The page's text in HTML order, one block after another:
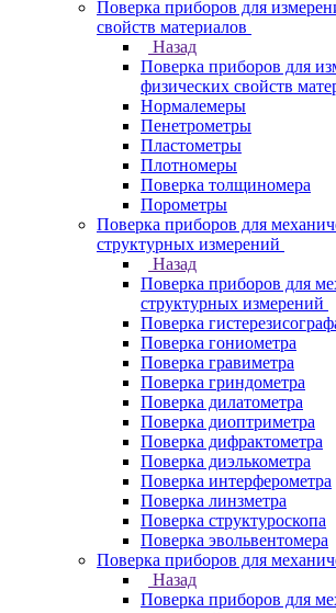
Поверка приборов для
свойств материалов
Назад
Поверка приборов для
физических свойств
Нормалемеры
Пенетрометры
Пластометры
Плотномеры
Поверка толщиномера
Порометры
Поверка приборов для
структурных измерений
Назад
Поверка приборов для
структурных измерений
Поверка
Поверка гониометра
Поверка гравиметра
Поверка гриндометра
Поверка дилатометра
Поверка диоптриметра
Поверка дифрактометра
Поверка диэлькометра
Поверка интерферометра
Поверка линзметра
Поверка структуроскопа
Поверка эвольвентомера
Поверка приборов для
Назад
Поверка приборов для